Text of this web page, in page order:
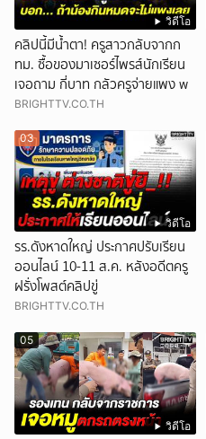
วิดีโอ
คลิปนี้มีน้ำตา! ครูสาวกลับจากก
ทม. ซื้อของมาเซอร์ไพรส์นักเรียน
เจอถาม กี่บาท กลัวครูจ่ายแพง w
BRIGHTTV.CO.TH
วิดีโอ
03
รร.ดังหาดใหญ่ ประกาศปรับเรียน
ออนไลน์ 10-11 ส.ค. หลังอดีตครู
ฝรั่งโพสต์คลิปขู่
BRIGHTTV.CO.TH
วิดีโอ
05